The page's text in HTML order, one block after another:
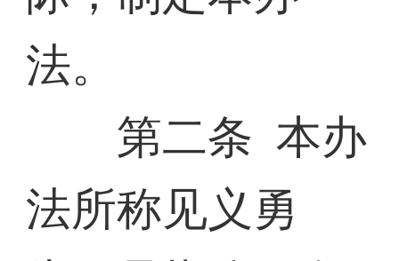
法。
第二条 本办
法所称见义勇